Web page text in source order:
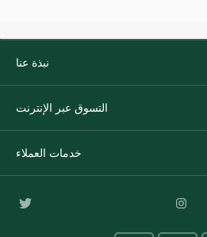
نبذة عنا
التسوق عبر الإنترنت
خدمات العملاء